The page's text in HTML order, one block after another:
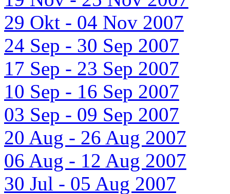
29 Okt - 04 Nov 2007
24 Sep - 30 Sep 2007
17 Sep - 23 Sep 2007
10 Sep - 16 Sep 2007
03 Sep - 09 Sep 2007
20 Aug - 26 Aug 2007
06 Aug - 12 Aug 2007
30 Jul - 05 Aug 2007